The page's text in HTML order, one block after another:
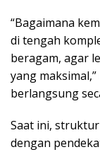
“Bagaimana
di tengah
beragam, agar
yang
berlangsung
Saat ini,
dengan